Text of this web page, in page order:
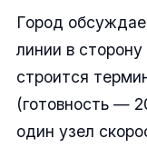
Город
линии в
строится
(готовность —
один узел